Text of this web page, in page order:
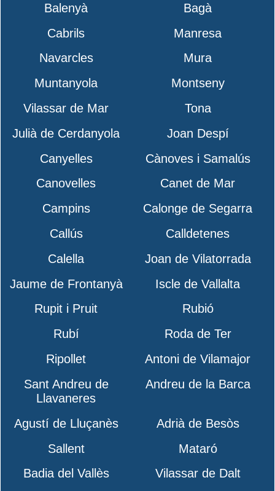
Balenyà
Bagà
Cabrils
Manresa
Navarcles
Mura
Muntanyola
Montseny
Vilassar de Mar
Tona
Julià de Cerdanyola
Joan Despí
Canyelles
Cànoves i Samalús
Canovelles
Canet de Mar
Campins
Calonge de Segarra
Callús
Calldetenes
Calella
Joan de Vilatorrada
Jaume de Frontanyà
Iscle de Vallalta
Rupit i Pruit
Rubió
Rubí
Roda de Ter
Ripollet
Antoni de Vilamajor
Sant Andreu de
Llavaneres
Andreu de la Barca
Agustí de Lluçanès
Adrià de Besòs
Sallent
Mataró
Badia del Vallès
Vilassar de Dalt